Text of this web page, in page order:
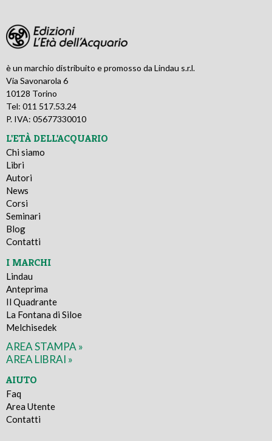
è un marchio distribuito e promosso da Lindau s.r.l.
Via Savonarola 6
10128 Torino
Tel: 011 517.53.24
P. IVA: 05677330010
L'ETÀ DELL'ACQUARIO
Chi siamo
Libri
Autori
News
Corsi
Seminari
Blog
Contatti
I MARCHI
Lindau
Anteprima
Il Quadrante
La Fontana di Siloe
Melchisedek
AREA STAMPA »
AREA LIBRAI »
AIUTO
Faq
Area Utente
Contatti